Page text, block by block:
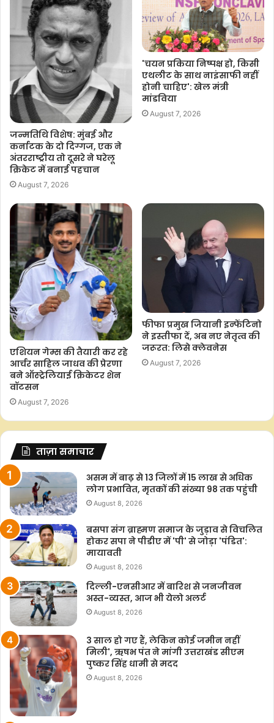
जन्मतिथि विशेष: मुंबई और
कर्नाटक के दो दिग्गज, एक ने
अंतरराष्ट्रीय तो दूसरे ने घरेलू
क्रिकेट में बनाई पहचान
August 7, 2026
'चयन प्रकिया निष्पक्ष हो, किसी
एथलीट के साथ नाइंसाफी नहीं
होनी चाहिए': खेल मंत्री
मांडविया
August 7, 2026
एशियन गेम्स की तैयारी कर रहे
आर्चर साहिल जाधव की प्रेरणा
बने ऑस्ट्रेलियाई क्रिकेटर शेन
वॉटसन
August 7, 2026
फीफा प्रमुख जियानी इन्फेंटिनो
ने इस्तीफा दें, अब नए नेतृत्व की
जरूरत: लिसे क्लेवनेस
August 7, 2026
ताज़ा समाचार
असम में बाढ़ से 13 जिलों में 15 लाख से अधिक
लोग प्रभावित, मृतकों की संख्या 98 तक पहुंची
August 8, 2026
बसपा संग ब्राह्मण समाज के जुड़ाव से विचलित
होकर सपा ने पीडीए में 'पी' से जोड़ा 'पंडित':
मायावती
August 8, 2026
दिल्ली-एनसीआर में बारिश से जनजीवन
अस्त-व्यस्त, आज भी येलो अलर्ट
August 8, 2026
3 साल हो गए हैं, लेकिन कोई जमीन नहीं
मिली', ऋषभ पंत ने मांगी उत्तराखंड सीएम
पुष्कर सिंह धामी से मदद
August 8, 2026